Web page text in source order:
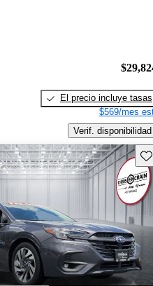
El precio incluye tasas
$569/mes
Verif. disponibilidad